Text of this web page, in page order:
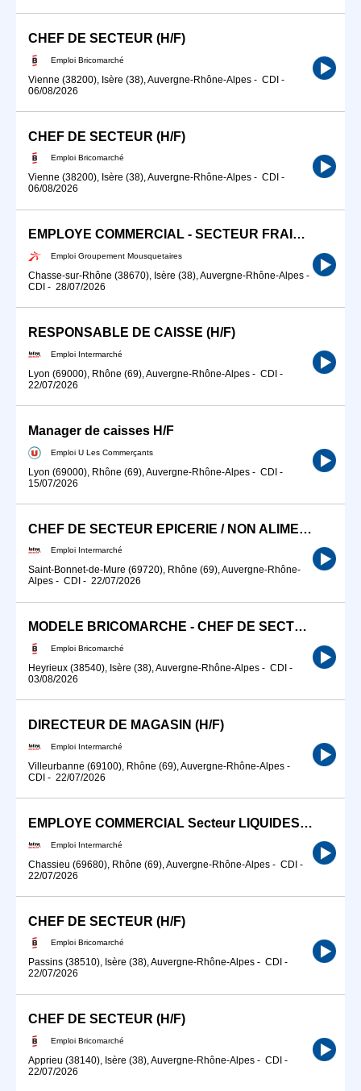
CHEF DE SECTEUR (H/F)
Emploi Bricomarché
Vienne (38200), Isère (38), Auvergne-Rhône-Alpes - CDI -
06/08/2026
CHEF DE SECTEUR (H/F)
Emploi Bricomarché
Vienne (38200), Isère (38), Auvergne-Rhône-Alpes - CDI -
06/08/2026
EMPLOYE COMMERCIAL - SECTEUR FRAIS (H/F)
Emploi Groupement Mousquetaires
Chasse-sur-Rhône (38670), Isère (38), Auvergne-Rhône-Alpes -
CDI - 28/07/2026
RESPONSABLE DE CAISSE (H/F)
Emploi Intermarché
Lyon (69000), Rhône (69), Auvergne-Rhône-Alpes - CDI -
22/07/2026
Manager de caisses H/F
Emploi U Les Commerçants
Lyon (69000), Rhône (69), Auvergne-Rhône-Alpes - CDI -
15/07/2026
CHEF DE SECTEUR EPICERIE / NON ALIMENTAIRE (H/F)
Emploi Intermarché
Saint-Bonnet-de-Mure (69720), Rhône (69), Auvergne-Rhône-
Alpes - CDI - 22/07/2026
MODELE BRICOMARCHE - CHEF DE SECTEUR (H/F)
Emploi Bricomarché
Heyrieux (38540), Isère (38), Auvergne-Rhône-Alpes - CDI -
03/08/2026
DIRECTEUR DE MAGASIN (H/F)
Emploi Intermarché
Villeurbanne (69100), Rhône (69), Auvergne-Rhône-Alpes -
CDI - 22/07/2026
EMPLOYE COMMERCIAL Secteur LIQUIDES (H/F)
Emploi Intermarché
Chassieu (69680), Rhône (69), Auvergne-Rhône-Alpes - CDI -
22/07/2026
CHEF DE SECTEUR (H/F)
Emploi Bricomarché
Passins (38510), Isère (38), Auvergne-Rhône-Alpes - CDI -
22/07/2026
CHEF DE SECTEUR (H/F)
Emploi Bricomarché
Apprieu (38140), Isère (38), Auvergne-Rhône-Alpes - CDI -
22/07/2026